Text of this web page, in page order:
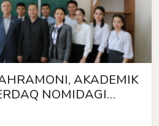
AKADEMIK
NOMIDAGI